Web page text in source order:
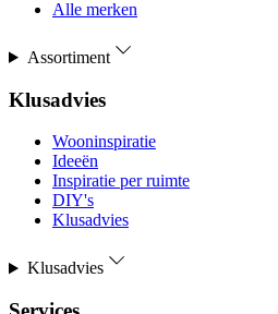
Alle merken
Assortiment
Klusadvies
Wooninspiratie
Ideeën
Inspiratie per ruimte
DIY's
Klusadvies
Klusadvies